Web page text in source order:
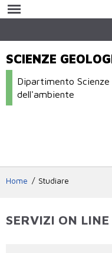
SCIENZE
Dipartimento
dell'ambiente
Home Studiare
SERVIZI ON LINE